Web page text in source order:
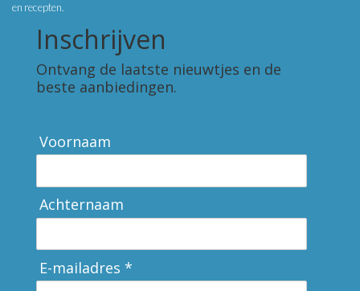
en recepten.
Inschrijven
Ontvang de laatste nieuwtjes en de
beste aanbiedingen.
Voornaam
Achternaam
E-mailadres *